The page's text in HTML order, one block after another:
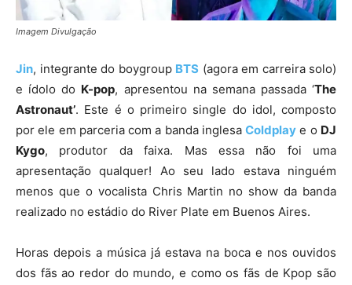
Imagem Divulgação
Jin, integrante do boygroup BTS (agora em carreira solo)
e ídolo do K-pop, apresentou na semana passada ‘The
Astronaut’. Este é o primeiro single do idol, composto
por ele em parceria com a banda inglesaColdplay e o DJ
Kygo, produtor da faixa. Mas essa não foi uma
apresentação qualquer! Ao seu lado estava ninguém
menos que o vocalista Chris Martin no show da banda
realizado no estádio do River Plate em Buenos Aires.
Horas depois a música já estava na boca e nos ouvidos
dos fãs ao redor do mundo, e como os fãs de Kpop são